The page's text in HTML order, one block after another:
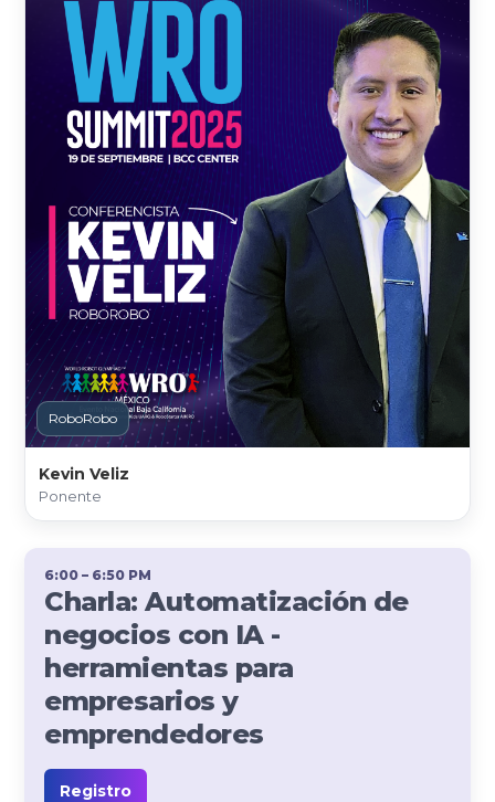
RoboRobo
Kevin Veliz
Ponente
6:00 – 6:50 PM
Charla: Automatización de
negocios con IA -
herramientas para
empresarios y
emprendedores
Registro